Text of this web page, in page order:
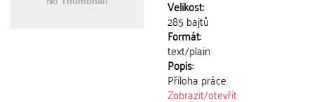
Velikost:
285 bajtů
Formát:
text/plain
Popis:
Příloha práce
Zobrazit/otevřít